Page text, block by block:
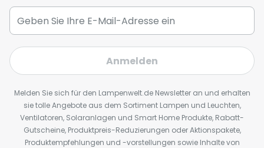
Anmelden
Melden Sie sich für den Lampenwelt.de Newsletter an und erhalten
sie tolle Angebote aus dem Sortiment Lampen und Leuchten,
Ventilatoren, Solaranlagen und Smart Home Produkte, Rabatt-
Gutscheine, Produktpreis-Reduzierungen oder Aktionspakete,
Produktempfehlungen und -vorstellungen sowie Inhalte von